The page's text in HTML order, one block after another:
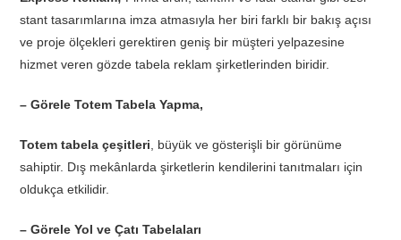
stant tasarımlarına imza atmasıyla her biri farklı bir bakış açısı
ve proje ölçekleri gerektiren geniş bir müşteri yelpazesine
hizmet veren gözde tabela reklam şirketlerinden biridir.
– Görele Totem Tabela Yapma,
Totem tabela çeşitleri , büyük ve gösterişli bir görünüme
sahiptir. Dış mekânlarda şirketlerin kendilerini tanıtmaları için
oldukça etkilidir.
– Görele Yol ve Çatı Tabelaları